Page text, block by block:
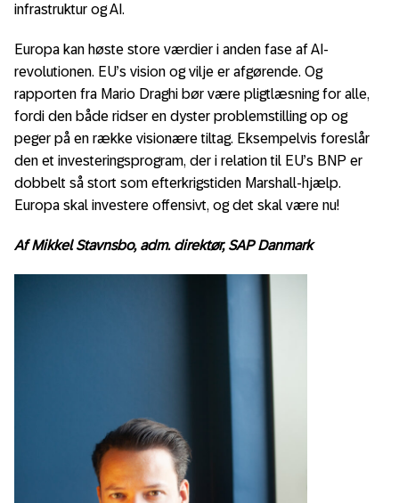
infrastruktur og AI.
Europa kan høste store værdier i anden fase af AI-
revolutionen. EU’s vision og vilje er afgørende. Og
rapporten fra Mario Draghi bør være pligtlæsning for alle,
fordi den både ridser en dyster problemstilling op og
peger på en række visionære tiltag. Eksempelvis foreslår
den et investeringsprogram, der i relation til EU’s BNP er
dobbelt så stort som efterkrigstiden Marshall-hjælp.
Europa skal investere offensivt, og det skal være nu!
Af Mikkel Stavnsbo, adm. direktør, SAP Danmark